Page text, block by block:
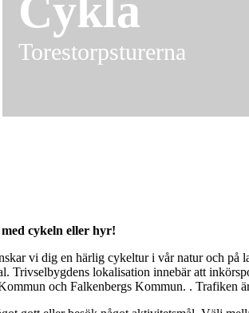
Cykla
Torestorpsturerna
cykeln eller hyr!
vi dig en härlig cykeltur i vår natur och på
Trivselbygdens lokalisation innebär att
och Falkenbergs Kommun. . Trafiken